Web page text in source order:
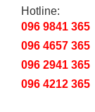
Hotline:
096 9841 365
096 4657 365
096 2941 365
096 4212 365